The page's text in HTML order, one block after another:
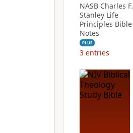
NASB Charles F.
Stanley Life
Principles Bible
Notes
PLUS
3 entries